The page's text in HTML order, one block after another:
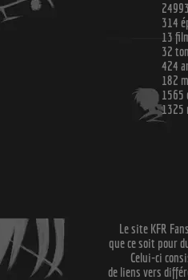
314
13
32
424
182
1565
1325
Le site KFR
que ce soit pour
Celui-ci
de liens vers